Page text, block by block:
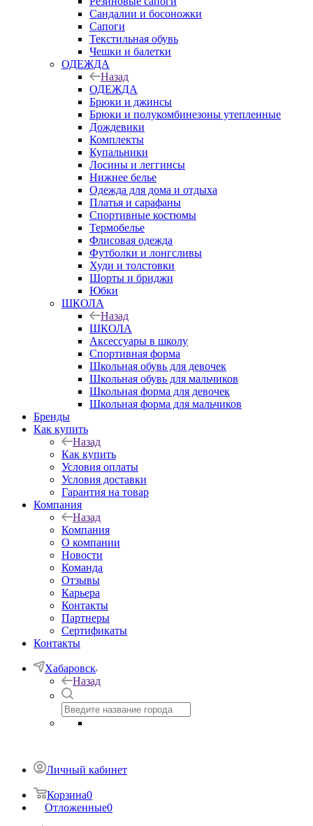
Сандалии и босоножки
Сапоги
Текстильная обувь
Чешки и балетки
ОДЕЖДА
Назад
ОДЕЖДА
Брюки и джинсы
Брюки и полукомбинезоны утепленные
Дождевики
Комплекты
Купальники
Лосины и леггинсы
Нижнее белье
Одежда для дома и отдыха
Платья и сарафаны
Спортивные костюмы
Термобелье
Флисовая одежда
Футболки и лонгсливы
Худи и толстовки
Шорты и бриджи
Юбки
ШКОЛА
Назад
ШКОЛА
Аксессуары в школу
Спортивная форма
Школьная обувь для девочек
Школьная обувь для мальчиков
Школьная форма для девочек
Школьная форма для мальчиков
Бренды
Как купить
Назад
Как купить
Условия оплаты
Условия доставки
Гарантия на товар
Компания
Назад
Компания
О компании
Новости
Команда
Отзывы
Карьера
Контакты
Партнеры
Сертификаты
Контакты
Хабаровск
Назад
Личный кабинет
Корзина0
Отложенные0